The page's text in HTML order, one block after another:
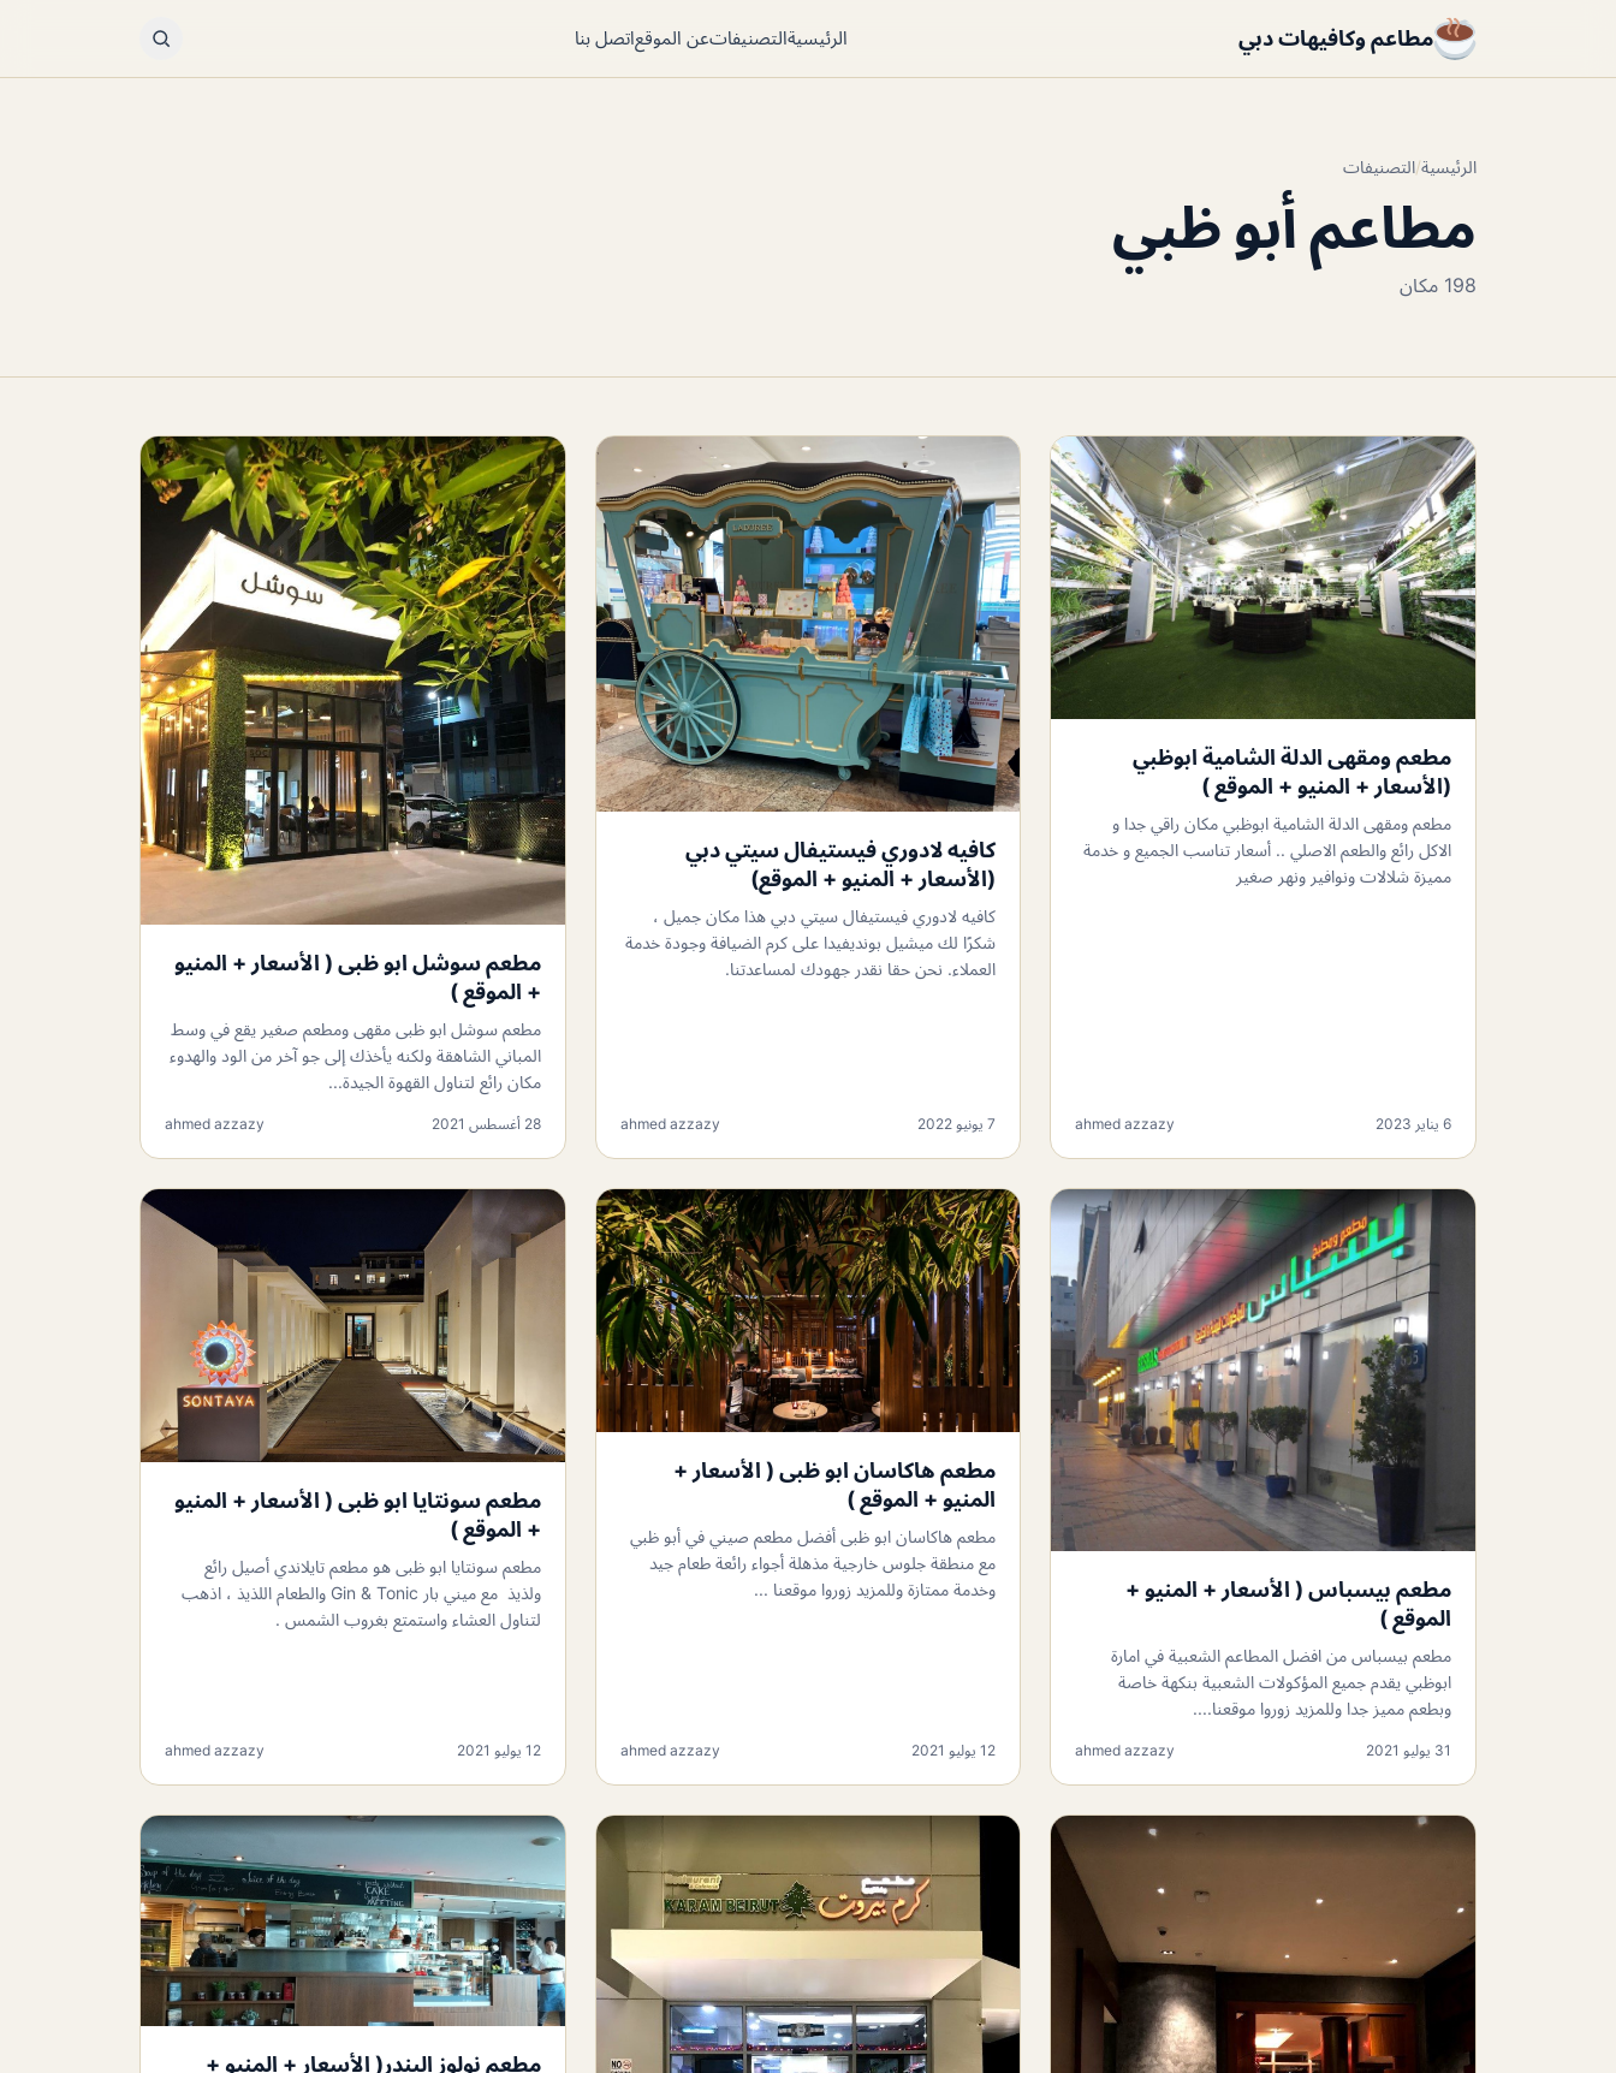
مطاعم وكافيهات دبي الرئيسيةالتصنيفاتعن الموقعاتصل بنا
الرئيسية/التصنيفات
مطاعم أبو ظبي
198 مكان
مطعم ومقهى الدلة الشامية ابوظبي
(الأسعار + المنيو + الموقع )
مطعم ومقهى الدلة الشامية ابوظبي مكان راقي جدا و
الاكل رائع والطعم الاصلي .. أسعار تناسب الجميع و خدمة
مميزة شلالات ونوافير ونهر صغير
6 يناير 2023 ahmed azzazy
كافيه لادوري فيستيفال سيتي دبي
(الأسعار + المنيو + الموقع)
كافيه لادوري فيستيفال سيتي دبي هذا مكان جميل ،
شكرًا لك ميشيل بونديفيدا على كرم الضيافة وجودة خدمة
العملاء. نحن حقا نقدر جهودك لمساعدتنا.
7 يونيو 2022 ahmed azzazy
مطعم سوشل ابو ظبى ( الأسعار + المنيو
+ الموقع )
مطعم سوشل ابو ظبى مقهى ومطعم صغير يقع في وسط
المباني الشاهقة ولكنه يأخذك إلى جو آخر من الود والهدوء
مكان رائع لتناول القهوة الجيدة...
28 أغسطس 2021 ahmed azzazy
مطعم بيسباس ( الأسعار + المنيو +
الموقع )
مطعم بيسباس من افضل المطاعم الشعبية في امارة
ابوظبي يقدم جميع المؤكولات الشعبية بنكهة خاصة
وبطعم مميز جدا وللمزيد زوروا موقعنا....
31 يوليو 2021 ahmed azzazy
مطعم هاكاسان ابو ظبى ( الأسعار +
المنيو + الموقع )
مطعم هاكاسان ابو ظبى أفضل مطعم صيني في أبو ظبي
مع منطقة جلوس خارجية مذهلة أجواء رائعة طعام جيد
وخدمة ممتازة وللمزيد زوروا موقعنا ...
12 يوليو 2021 ahmed azzazy
مطعم سونتايا ابو ظبى ( الأسعار + المنيو
+ الموقع )
مطعم سونتايا ابو ظبى هو مطعم تايلاندي أصيل رائع
ولذيذ مع ميني بار Gin & Tonic والطعام اللذيذ ، اذهب
لتناول العشاء واستمتع بغروب الشمس .
12 يوليو 2021 ahmed azzazy
مطعم نولوز البندر( الأسعار + المنيو +